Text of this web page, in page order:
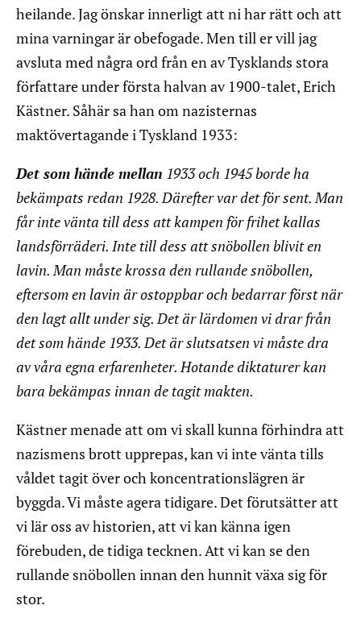
heilande. Jag önskar innerligt att ni har rätt och att
mina varningar är obefogade. Men till er vill jag
avsluta med några ord från en av Tysklands stora
författare under första halvan av 1900-talet, Erich
Kästner. Såhär sa han om nazisternas
maktövertagande i Tyskland 1933:
Det som hände mellan 1933 och 1945 borde ha
bekämpats redan 1928. Därefter var det för sent. Man
får inte vänta till dess att kampen för frihet kallas
landsförräderi. Inte till dess att snöbollen blivit en
lavin. Man måste krossa den rullande snöbollen,
eftersom en lavin är ostoppbar och bedarrar först när
den lagt allt under sig. Det är lärdomen vi drar från
det som hände 1933. Det är slutsatsen vi måste dra
av våra egna erfarenheter. Hotande diktaturer kan
bara bekämpas innan de tagit makten.
Kästner menade att om vi skall kunna förhindra att
nazismens brott upprepas, kan vi inte vänta tills
våldet tagit över och koncentrationslägren är
byggda. Vi måste agera tidigare. Det förutsätter att
vi lär oss av historien, att vi kan känna igen
förebuden, de tidiga tecknen. Att vi kan se den
rullande snöbollen innan den hunnit växa sig för
stor.